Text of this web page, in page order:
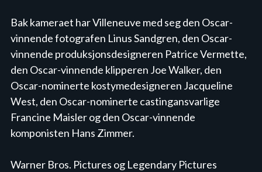
Bak kameraet har Villeneuve med seg den Oscar-
vinnende fotografen Linus Sandgren, den Oscar-
vinnende produksjonsdesigneren Patrice Vermette,
den Oscar-vinnende klipperen Joe Walker, den
Oscar-nominerte kostymedesigneren Jacqueline
West, den Oscar-nominerte castingansvarlige
Francine Maisler og den Oscar-vinnende
komponisten Hans Zimmer.
Warner Bros. Pictures og Legendary Pictures